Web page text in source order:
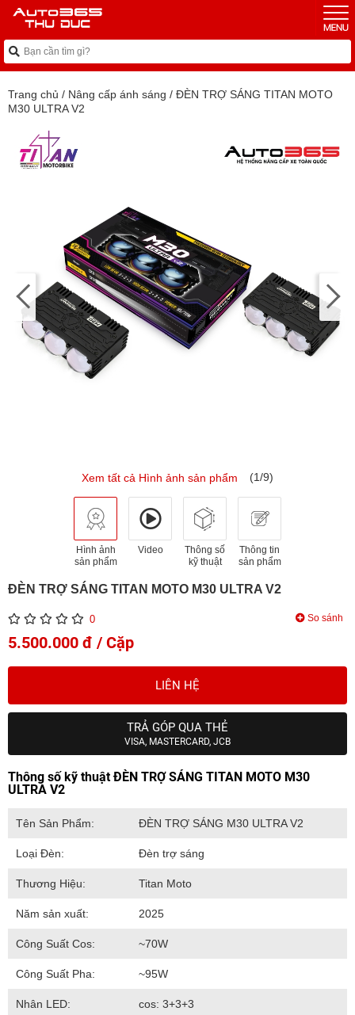
Trang chủ / Nâng cấp ánh sáng / ĐÈN TRỢ SÁNG TITAN MOTO
M30 ULTRA V2
Xem tất cả Hình ảnh sản phẩm (1/9)
Hình ảnh
sản phẩm
Video
Thông số
kỹ thuật
Thông tin
sản phẩm
ĐÈN TRỢ SÁNG TITAN MOTO M30 ULTRA V2
0 So sánh
5.500.000 đ / Cặp
LIÊN HỆ
TRẢ GÓP QUA THẺ
VISA, MASTERCARD, JCB
Thông số kỹ thuật ĐÈN TRỢ SÁNG TITAN MOTO M30
ULTRA V2
Tên Sản Phẩm: ĐÈN TRỢ SÁNG M30 ULTRA V2
Loại Đèn: Đèn trợ sáng
Thương Hiệu: Titan Moto
Năm sản xuất: 2025
Công Suất Cos: ~70W
Công Suất Pha: ~95W
Nhân LED: cos: 3+3+3